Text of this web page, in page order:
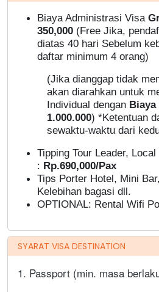
Biaya Administrasi Visa
350,000 (Free Jika,
diatas 40 hari Sebelum
daftar minimum 4 orang)
(Jika dianggap tidak
akan diarahkan untuk
Individual dengan
1.000.000) *Ketentuan
sewaktu-waktu dari
Tipping Tour Leader,
: Rp.690,000/Pax
Tips Porter Hotel, Mini
Kelebihan bagasi dll.
OPTIONAL: Rental Wifi
SYARAT VISA DESTINATION
1. Passport (min. masa